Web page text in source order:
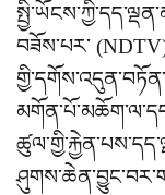
བཟོས་པར་